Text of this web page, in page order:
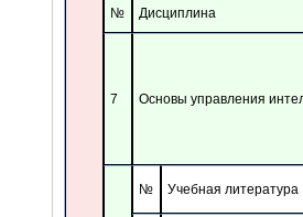
№ Дисциплина
7 Основы управления
№ Учебная литература